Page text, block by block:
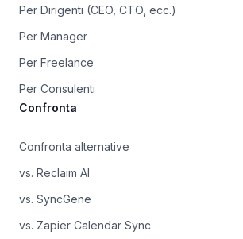
Per Dirigenti (CEO, CTO, ecc.)
Per Manager
Per Freelance
Per Consulenti
Confronta
Confronta alternative
vs. Reclaim AI
vs. SyncGene
vs. Zapier Calendar Sync